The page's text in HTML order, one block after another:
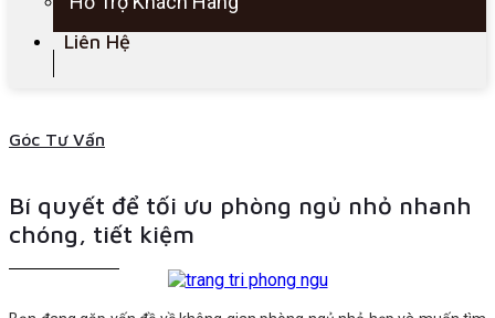
Liên Hệ
Góc Tư Vấn
Bí quyết để tối ưu phòng ngủ nhỏ nhanh
chóng, tiết kiệm